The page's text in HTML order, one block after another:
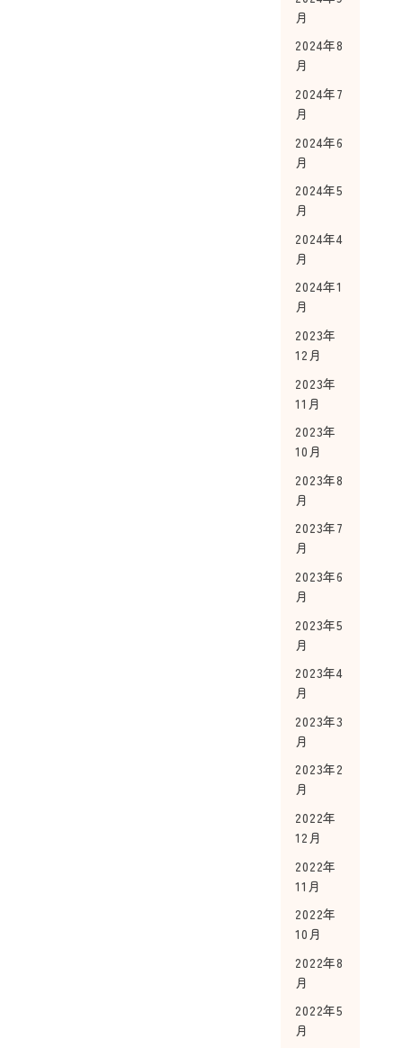
月
2024年8
月
2024年7
月
2024年6
月
2024年5
月
2024年4
月
2024年1
月
2023年
12月
2023年
11月
2023年
10月
2023年8
月
2023年7
月
2023年6
月
2023年5
月
2023年4
月
2023年3
月
2023年2
月
2022年
12月
2022年
11月
2022年
10月
2022年8
月
2022年5
月